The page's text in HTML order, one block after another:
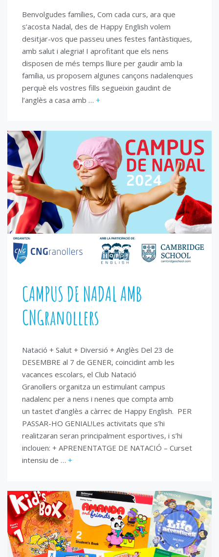
Benvolgudes famílies, Com cada curs, ara que
s’acosta Nadal, des de Happy English volem
desitjar-vos que passeu unes festes fantàstiques,
amb salut i alegria! I aprofitant que els nens
disposen de més temps lliure per gaudir amb la
família, us proposem algunes cançons nadalenques
perquè els vostres fills segueixin gaudint de
l’anglès a casa amb … +
CAMPUS DE NADAL AMB
CNGranollers
Natació + Salut + Diversió + Anglès Del 23 de
DESEMBRE al 7 de GENER, coincidint amb les
vacances escolars, el Club Natació
Granollers organitza un estimulant campus
nadalenc per a nens i nenes que compta amb
un tastet d’anglès a càrrec de Happy English. PER
PASSAR-HO GENIAL!Les activitats que s’hi
realitzaran seran principalment esportives, i s’hi
inclouen: + APRENENTATGE DE NATACIÓ – Curset
intensiu de … +